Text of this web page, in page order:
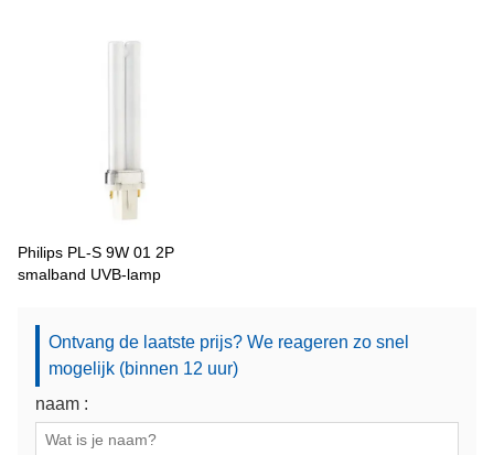
Philips PL-S 9W 01 2P
smalband UVB-lamp
Ontvang de laatste prijs? We reageren zo snel
mogelijk (binnen 12 uur)
naam :